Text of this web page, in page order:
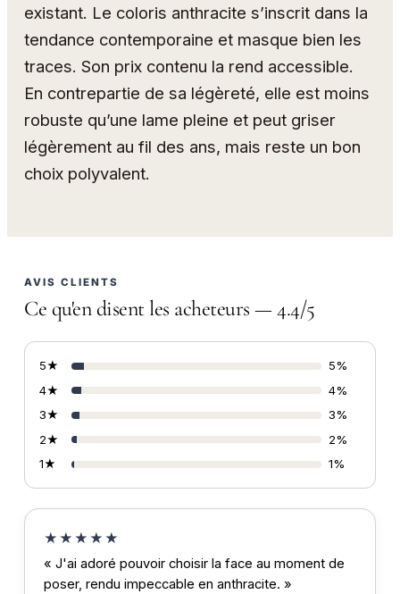
existant. Le coloris anthracite s’inscrit dans la
tendance contemporaine et masque bien les
traces. Son prix contenu la rend accessible.
En contrepartie de sa légèreté, elle est moins
robuste qu’une lame pleine et peut griser
légèrement au fil des ans, mais reste un bon
choix polyvalent.
AVIS CLIENTS
Ce qu'en disent les acheteurs — 4.4/5
5★
5%
4★
4%
3★
3%
2★
2%
1★
1%
★★★★★
« J'ai adoré pouvoir choisir la face au moment de
poser, rendu impeccable en anthracite. »